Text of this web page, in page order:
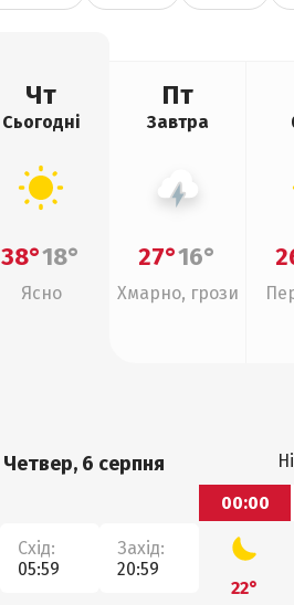
Чт
Сьогодні
38°18°
Ясно
Пт
Завтра
27°16°
Хмарно, грози
Четвер, 6 серпня
Схід:
05:59
Захід:
20:59
00:00
22°